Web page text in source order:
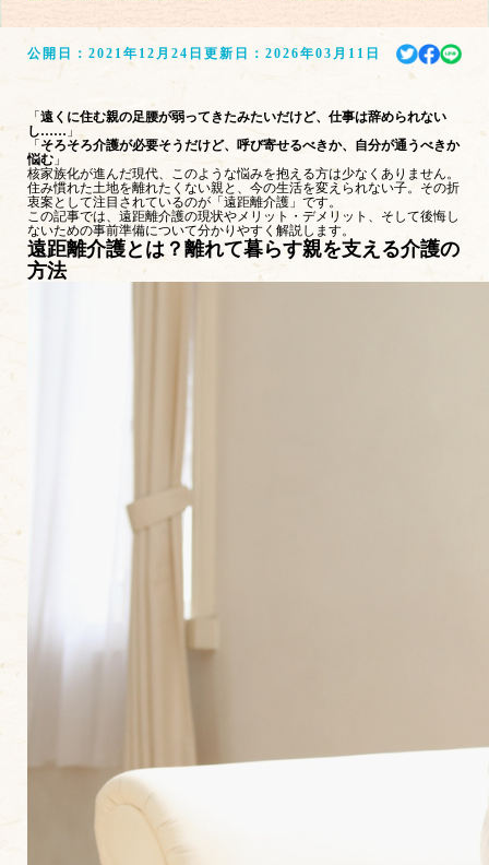
公開日： 2021年12月24日 更新日： 2026年03月11日
「 遠くに住む親の足腰が弱ってきたみたいだけど、仕事は辞められない
し…… 」
「 そろそろ介護が必要そうだけど、呼び寄せるべきか、自分が通うべきか
悩む 」
核家族化が進んだ現代、このような悩みを抱える方は少なくありません。
住み慣れた土地を離れたくない親と、今の生活を変えられない子。その折
衷案として注目されているのが「遠距離介護」です。
この記事では、遠距離介護の現状やメリット・デメリット、そして後悔し
ないための事前準備について分かりやすく解説します。
遠距離介護とは？離れて暮らす親を支える介護の
方法